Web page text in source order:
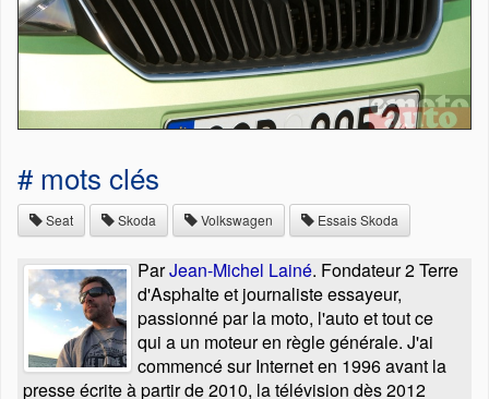
# mots clés
Seat Skoda Volkswagen Essais Skoda
ParJean-Michel Lainé. Fondateur 2 Terre
d'Asphalte et journaliste essayeur,
passionné par la moto, l'auto et tout ce
qui a un moteur en règle générale. J'ai
commencé sur Internet en 1996 avant la
presse écrite à partir de 2010, la télévision dès 2012